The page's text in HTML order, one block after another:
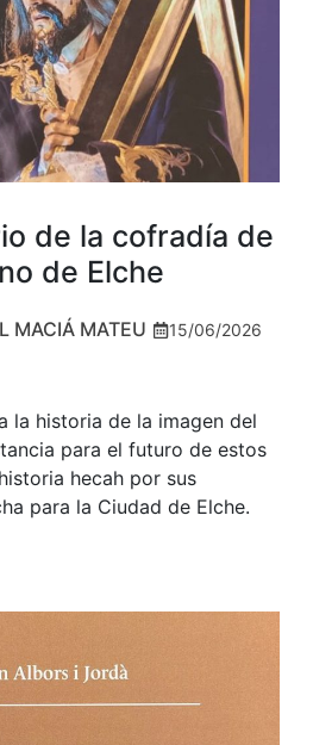
de la cofradía de
de Elche
MACIÁ MATEU 15/06/2026
la historia de la imagen del
para el futuro de estos
hecah por sus
para la Ciudad de Elche.